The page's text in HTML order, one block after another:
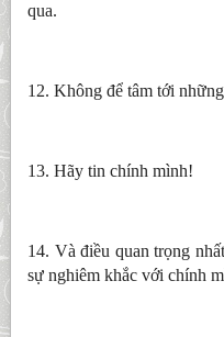
qua.
12. Không để tâm tới
13. Hãy tin chính mình!
14. Và điều quan trọng
sự nghiêm khắc với chính